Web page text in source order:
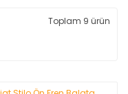
Toplam 9 ürün